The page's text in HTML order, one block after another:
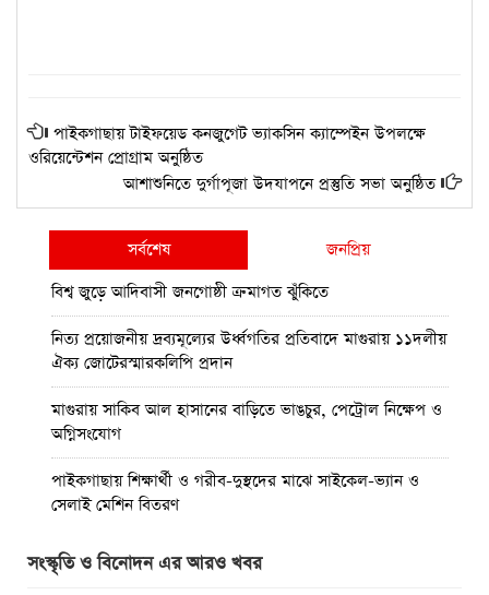
পাইকগাছায় টাইফয়েড কনজুগেট ভ্যাকসিন ক্যাম্পেইন উপলক্ষে
ওরিয়েন্টেশন প্রোগ্রাম অনুষ্ঠিত
আশাশুনিতে দুর্গাপূজা উদযাপনে প্রস্তুতি সভা অনুষ্ঠিত
সর্বশেষ
জনপ্রিয়
বিশ্ব জুড়ে আদিবাসী জনগোষ্ঠী ক্রমাগত ঝুঁকিতে
নিত্য প্রয়োজনীয় দ্রব্যমূল্যের উর্ধ্বগতির প্রতিবাদে মাগুরায় ১১দলীয়
ঐক্য জোটেরস্মারকলিপি প্রদান
মাগুরায় সাকিব আল হাসানের বাড়িতে ভাঙচুর, পেট্রোল নিক্ষেপ ও
অগ্নিসংযোগ
পাইকগাছায় শিক্ষার্থী ও গরীব-দুস্থদের মাঝে সাইকেল-ভ্যান ও
সেলাই মেশিন বিতরণ
পাইকগাছায় জুলাই উদযাপন উপলক্ষে বিএনপির আনন্দ মিছিল ও
সমাবেশ
সংস্কৃতি ও বিনোদন এর আরও খবর